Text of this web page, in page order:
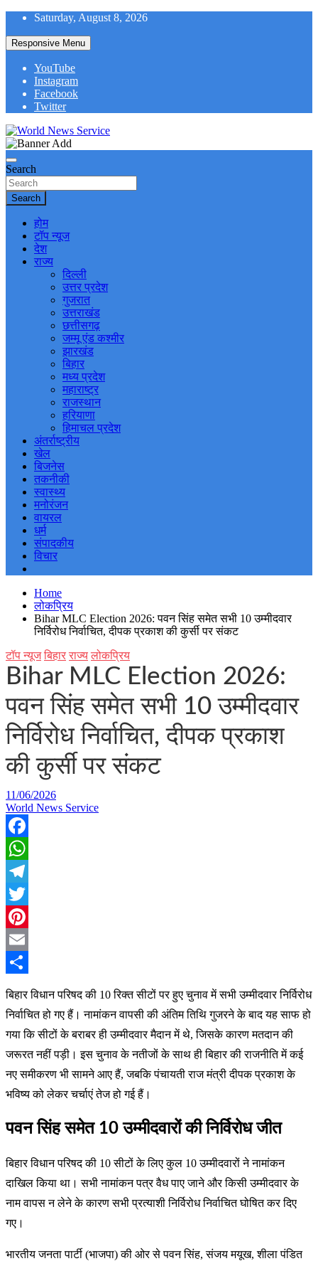
Skip
content
Saturday, August 8, 2026
Responsive Menu
YouTube
Instagram
Facebook
Twitter
World News Service
Search
Search
होम
टॉप न्यूज
देश
राज्य
दिल्ली
उत्तर प्रदेश
गुजरात
उत्तराखंड
छत्तीसगढ़
जम्मू एंड कश्मीर
झारखंड
बिहार
मध्य प्रदेश
महाराष्ट्र
राजस्थान
हरियाणा
हिमाचल प्रदेश
अंतर्राष्ट्रीय
खेल
बिजनेस
तकनीकी
स्वास्थ्य
मनोरंजन
वायरल
धर्म
संपादकीय
विचार
Home
लोकप्रिय
Bihar MLC Election 2026: पवन सिंह समेत सभी 10 उम्मीदवार
निर्विरोध निर्वाचित, दीपक प्रकाश की कुर्सी पर संकट
टॉप न्यूज बिहार राज्य लोकप्रिय
Bihar MLC Election 2026:
पवन सिंह समेत सभी 10 उम्मीदवार
निर्विरोध निर्वाचित, दीपक प्रकाश
की कुर्सी पर संकट
11/06/2026
World News Service
Facebook
WhatsApp
Telegram
Twitter
Pinterest
Email
बिहार विधान परिषद की 10 रिक्त सीटों पर हुए चुनाव में सभी उम्मीदवार निर्विरोध
निर्वाचित हो गए हैं। नामांकन वापसी की अंतिम तिथि गुजरने के बाद यह साफ हो
गया कि सीटों के बराबर ही उम्मीदवार मैदान में थे, जिसके कारण मतदान की
जरूरत नहीं पड़ी। इस चुनाव के नतीजों के साथ ही बिहार की राजनीति में कई
नए समीकरण भी सामने आए हैं, जबकि पंचायती राज मंत्री दीपक प्रकाश के
भविष्य को लेकर चर्चाएं तेज हो गई हैं।
पवन सिंह समेत 10 उम्मीदवारों की निर्विरोध जीत
बिहार विधान परिषद की 10 सीटों के लिए कुल 10 उम्मीदवारों ने नामांकन
दाखिल किया था। सभी नामांकन पत्र वैध पाए जाने और किसी उम्मीदवार के
नाम वापस न लेने के कारण सभी प्रत्याशी निर्विरोध निर्वाचित घोषित कर दिए
गए।
भारतीय जनता पार्टी (भाजपा) की ओर से पवन सिंह, संजय मयूख, शीला पंडित